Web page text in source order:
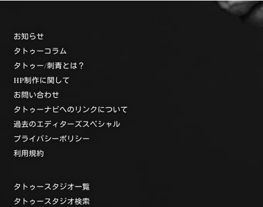
お知らせ
タトゥーコラム
タトゥー/刺青とは？
HP制作に関して
お問い合わせ
タトゥーナビへのリンクについて
過去のエディターズスペシャル
プライバシーポリシー
利用規約
タトゥースタジオ一覧
タトゥースタジオ検索